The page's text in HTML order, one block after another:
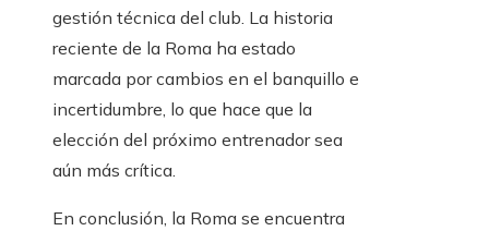
gestión técnica del club. La historia
reciente de la Roma ha estado
marcada por cambios en el banquillo e
incertidumbre, lo que hace que la
elección del próximo entrenador sea
aún más crítica.
En conclusión, la Roma se encuentra